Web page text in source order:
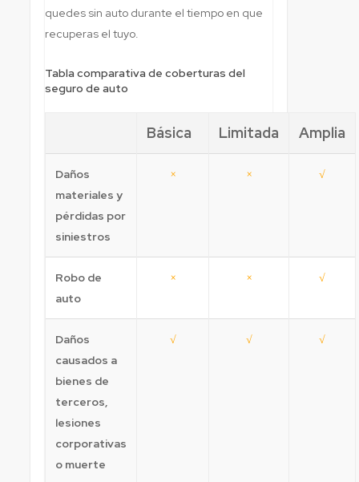
quedes sin auto durante el tiempo en que
recuperas el tuyo.
Tabla comparativa de coberturas del
seguro de auto
Básica Limitada Amplia
Daños
materiales y
pérdidas por
siniestros
× × √
Robo de
auto
× × √
Daños
causados a
bienes de
terceros,
lesiones
corporativas
o muerte
√ √ √